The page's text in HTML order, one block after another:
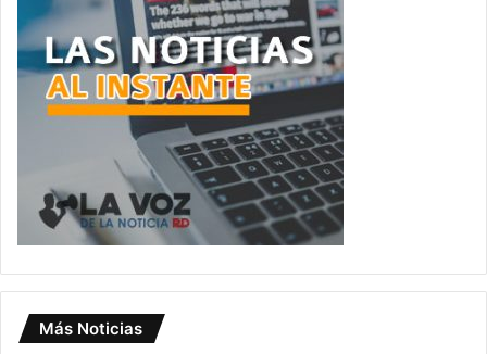
Más Noticias